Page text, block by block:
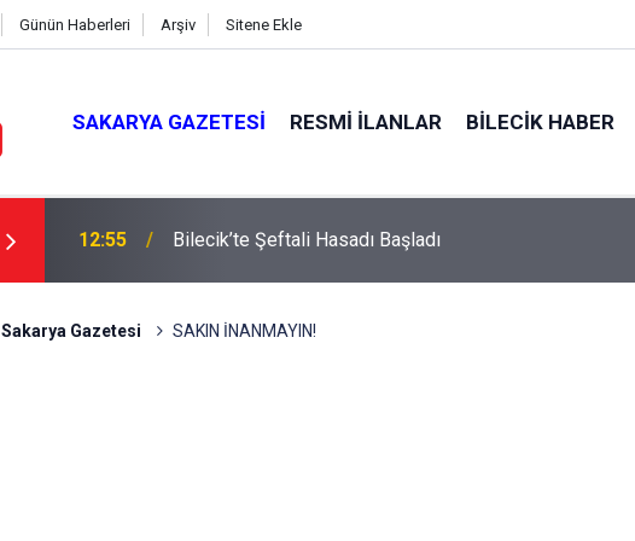
Günün Haberleri Arşiv Sitene Ekle
SAKARYA GAZETESI RESMI İLANLAR BILECIK HABER
12:55 Bilecik’te Şeftali Hasadı Başladı
Sakarya Gazetesi SAKIN İNANMAYIN!